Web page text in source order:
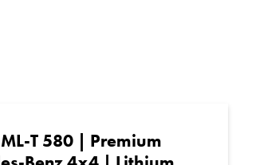
vintre.
T 580 | Premium